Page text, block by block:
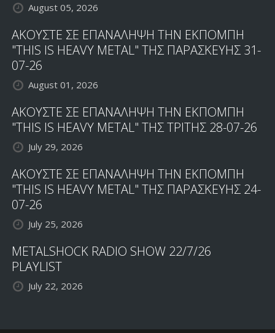
August 05, 2026
ΑΚΟΥΣΤΕ ΣΕ ΕΠΑΝΑΛΗΨΗ ΤΗΝ ΕΚΠΟΜΠΗ
"THIS IS HEAVY METAL" ΤΗΣ ΠΑΡΑΣΚΕΥΗΣ 31-
07-26
August 01, 2026
ΑΚΟΥΣΤΕ ΣΕ ΕΠΑΝΑΛΗΨΗ ΤΗΝ ΕΚΠΟΜΠΗ
"THIS IS HEAVY METAL" ΤΗΣ ΤΡΙΤΗΣ 28-07-26
July 29, 2026
ΑΚΟΥΣΤΕ ΣΕ ΕΠΑΝΑΛΗΨΗ ΤΗΝ ΕΚΠΟΜΠΗ
"THIS IS HEAVY METAL" ΤΗΣ ΠΑΡΑΣΚΕΥΗΣ 24-
07-26
July 25, 2026
METALSHOCK RADIO SHOW 22/7/26
PLAYLIST
July 22, 2026